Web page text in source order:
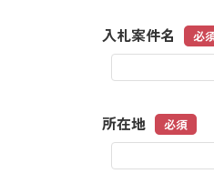
入札案件名 必
所在地 必須